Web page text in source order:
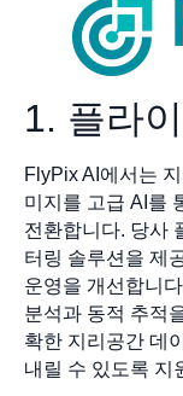
1. 플라
FlyPix AI에서는
미지를 고급 AI를
전환합니다. 당사
터링 솔루션을 제
운영을 개선합니
분석과 동적 추적
확한 지리공간 데
내릴 수 있도록 지